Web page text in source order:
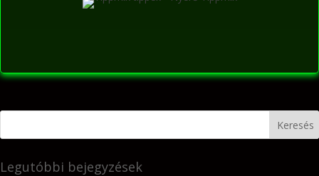
Legutóbbi bejegyzések